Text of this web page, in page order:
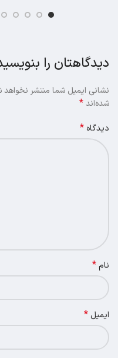
دیدگاهتان را
نشانی ایمیل شما منتشر نخواهد
شده‌اند*
دیدگاه *
نام*
ایمیل *